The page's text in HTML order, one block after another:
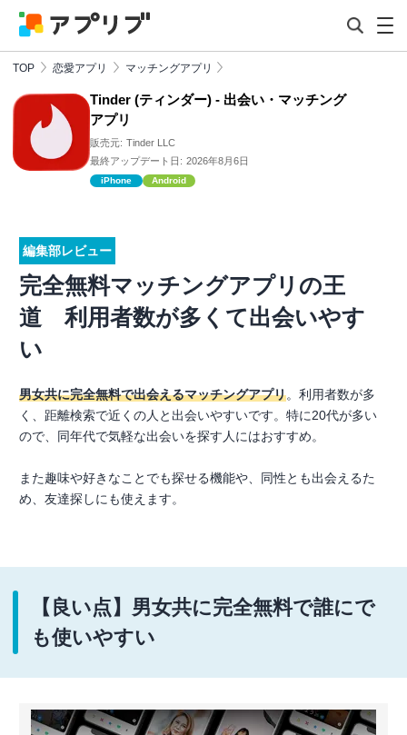
TOP 恋愛アプリ マッチングアプリ
Tinder (ティンダー) - 出会い・マッチング
アプリ
販売元: Tinder LLC
最終アップデート日: 2026年8月6日
iPhone Android
編集部レビュー
完全無料マッチングアプリの王
道 利用者数が多くて出会いやす
い
男女共に完全無料で出会えるマッチングアプリ。利用者数が多
く、距離検索で近くの人と出会いやすいです。特に20代が多い
ので、同年代で気軽な出会いを探す人にはおすすめ。
また趣味や好きなことでも探せる機能や、同性とも出会えるた
め、友達探しにも使えます。
【良い点】男女共に完全無料で誰にで
も使いやすい